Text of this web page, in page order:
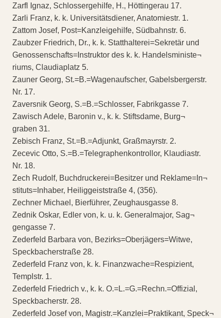
Zarfl Ignaz, Schlossergehilfe, H., Höttingerau 17.
Zarli Franz, k. k. Universitätsdiener, Anatomiestr. 1.
Zattom Josef, Post=Kanzleigehilfe, Südbahnstr. 6.
Zaubzer Friedrich, Dr., k. k. Statthalterei=Sekretär und
Genossenschafts=Instruktor des k. k. Handelsministe¬
riums, Claudiaplatz 5.
Zauner Georg, St.=B.=Wagenaufscher, Gabelsbergerstr.
Nr. 17.
Zaversnik Georg, S.=B.=Schlosser, Fabrikgasse 7.
Zawisch Adele, Baronin v., k. k. Stiftsdame, Burg¬
graben 31.
Zebisch Franz, St.=B.=Adjunkt, Graßmayrstr. 2.
Zecevic Otto, S.=B.=Telegraphenkontrollor, Klaudiastr.
Nr. 18.
Zech Rudolf, Buchdruckerei=Besitzer und Reklame=In¬
stituts=Inhaber, Heiliggeiststraße 4, (356).
Zechner Michael, Bierführer, Zeughausgasse 8.
Zednik Oskar, Edler von, k. u. k. Generalmajor, Sag¬
gengasse 7.
Zederfeld Barbara von, Bezirks=Oberjägers=Witwe,
Speckbacherstraße 28.
Zederfeld Franz von, k. k. Finanzwache=Respizient,
Templstr. 1.
Zederfeld Friedrich v., k. k. O.=L.=G.=Rechn.=Offizial,
Speckbacherstr. 28.
Zederfeld Josef von, Magistr.=Kanzlei=Praktikant, Speck¬